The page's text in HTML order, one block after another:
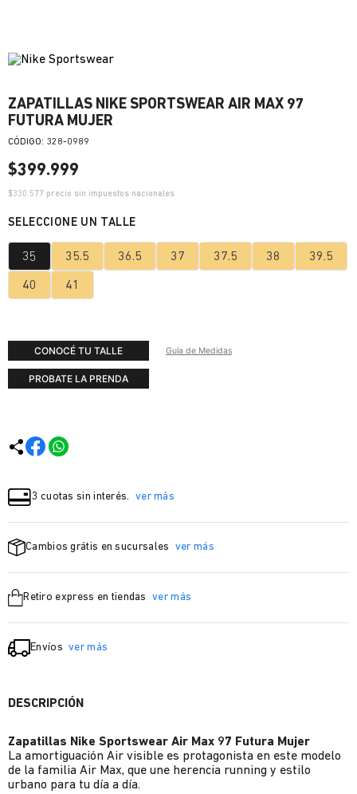
ZAPATILLAS NIKE SPORTSWEAR AIR MAX 97
FUTURA MUJER
: 328-0989
$399.999
$330.577 precio sin impuestos nacionales
35 35.5 36.5 37 37.5 38 39.5
40 41
CONOCÉ TU TALLE Guía de Medidas
PROBATE LA PRENDA
3 cuotas sin interés. ver más
Cambios grátis en sucursales ver más
Retiro express en tiendas ver más
Envíos ver más
DESCRIPCIÓN
Zapatillas Nike Sportswear Air Max 97 Futura Mujer
La amortiguación Air visible es protagonista en este modelo
de la familia Air Max, que une herencia running y estilo
urbano para tu día a día.